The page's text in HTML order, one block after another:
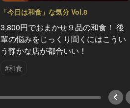
「今日は和食」な気分 Vol.8
3,800円でおまかせ９品の和食！ 後
輩の悩みをじっくり聞くにはこうい
う静かな店が都合いい！
#和食